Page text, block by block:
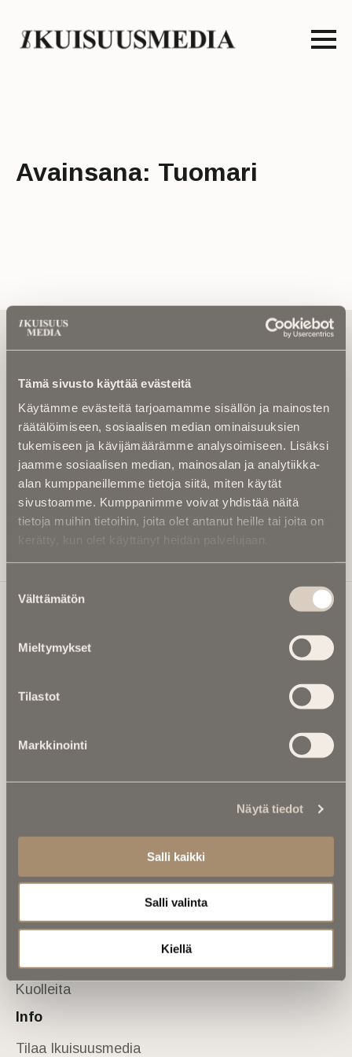
Tämä sivusto käyttää evästeitä
Käytämme evästeitä tarjoamamme sisällön ja mainosten
räätälöimiseen, sosiaalisen median ominaisuuksien
tukemiseen ja kävijämäärämme analysoimiseen. Lisäksi
jaamme sosiaalisen median, mainosalan ja analytiikka-
alan kumppaneillemme tietoja siitä, miten käytät
sivustoamme. Kumppanimme voivat yhdistää näitä
tietoja muihin tietoihin, joita olet antanut heille tai joita on
kerätty, kun olet käyttänyt heidän palvelujaan.
valinta
Välttämätön
Mieltymykset
Tilastot
Markkinointi
Näytä tiedot
Salli kaikki
Salli valinta
Kiellä
Avainsana: Tuomari
Tilaa uutiskirje - Pääset heti parhaiden
artikkelien pariin!
Kirjoita alle sähköpostiosoitteesi niin saat kaksi kertaa
etteivät kiinnostavat artikkelit jää huomaamatta.
Uutiskirje on maksuton eikä se velvoita mihinkään.
Kirjoita tähän sähköpostiosoite, johon haluat uutiskirjeen
tulevan:
Tilaa Uutiskirje
Ikuisuusmedia
valtakunnallinen mediabrändi. Julkaisemme uusimmat
kuolinuutiset ja kuolintiedot.
Anna palautetta
Muistokirjoituksia
Kuolema koskettaa
Asiantuntijoilta
Kuolleita
Info
Tilaa Ikuisuusmedia